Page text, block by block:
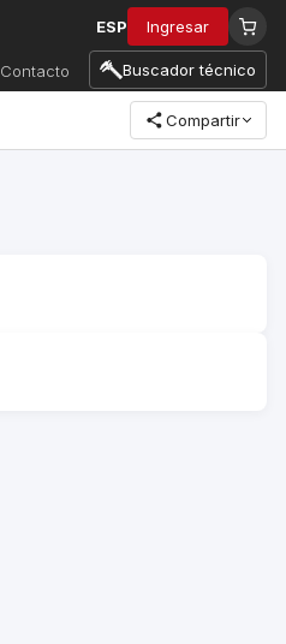
ESP Ingresar
Contacto Buscador técnico
Compartir